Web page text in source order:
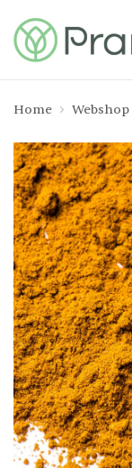
Home Webshop